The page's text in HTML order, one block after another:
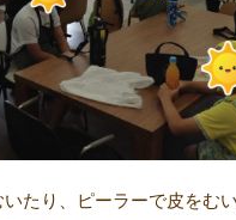
たり、ピーラーで皮をむ